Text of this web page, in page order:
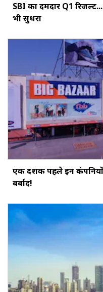
SBI का दमदार Q1
भी सुधरा
एक दशक पहले इन
बर्बाद!